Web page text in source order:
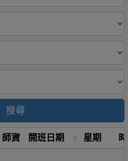
搜尋
師資 開班日期 星期